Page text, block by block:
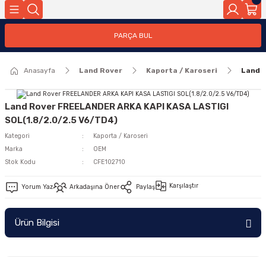
PARÇA BUL
Anasayfa Land Rover Kaporta / Karoseri Land
Land Rover FREELANDER ARKA KAPI KASA LASTIGI
SOL(1.8/2.0/2.5 V6/TD4)
Kategori
Kaporta / Karoseri
Marka
OEM
Stok Kodu
CFE102710
Yorum Yaz Arkadaşına Öner Paylaş Karşılaştır
Ürün Bilgisi